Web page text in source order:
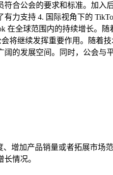
合公会的要求和标准。加入
力支持 4. 国际视角下的
全球范围内的持续增长。
将继续发挥重要作用。随着
的发展空间。同时，公会与
增加产品销量或者拓展市场
情况。